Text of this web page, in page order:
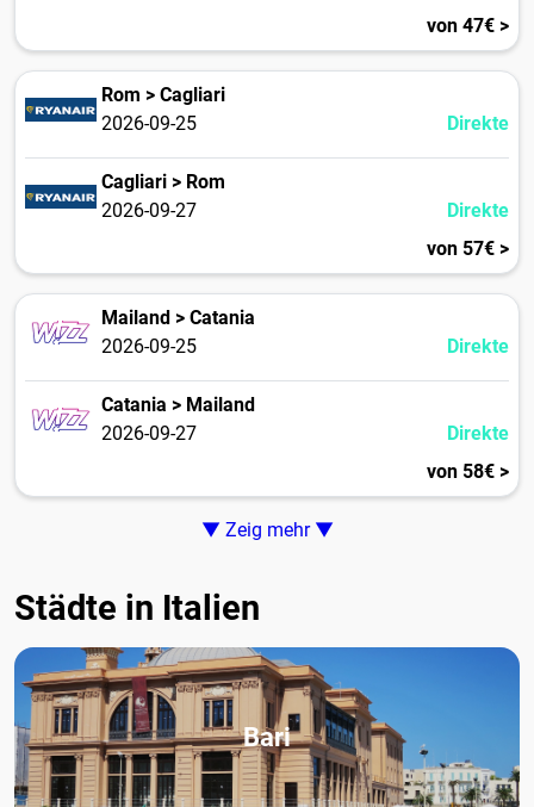
von 47€ >
Rom > Cagliari
2026-09-25
Direkte
Cagliari > Rom
2026-09-27
Direkte
von 57€ >
Mailand > Catania
2026-09-25
Direkte
Catania > Mailand
2026-09-27
Direkte
von 58€ >
▼ Zeig mehr ▼
Städte in Italien
Bari